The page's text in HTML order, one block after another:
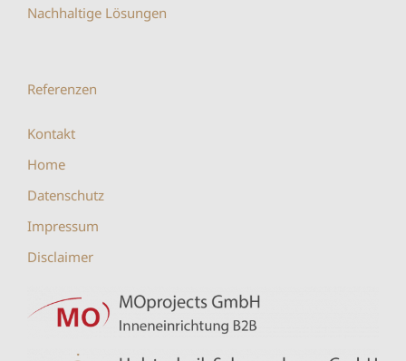
Nachhaltige Lösungen
Referenzen
Kontakt
Home
Datenschutz
Impressum
Disclaimer